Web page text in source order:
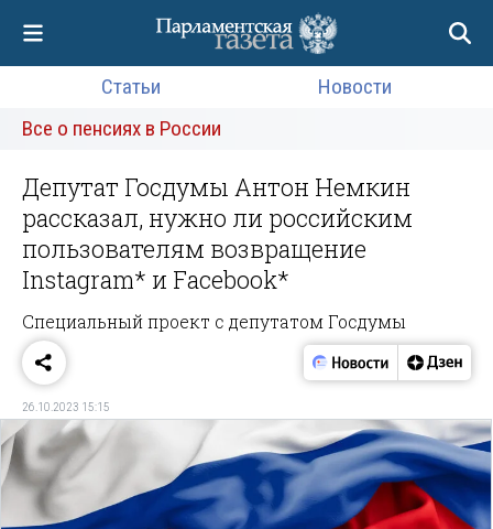
Статьи
Новости
Все о пенсиях в России
Депутат Госдумы Антон Немкин
рассказал, нужно ли российским
пользователям возвращение
Instagram* и Facebook*
Специальный проект с депутатом Госдумы
26.10.2023 15:15